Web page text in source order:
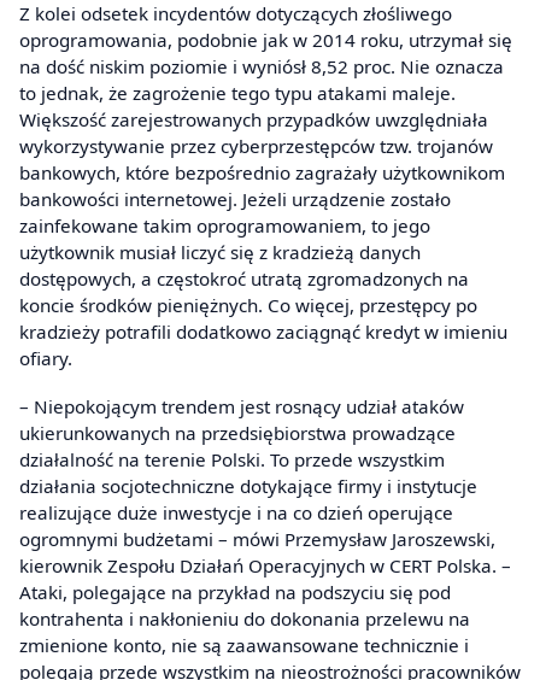
Z kolei odsetek incydentów dotyczących złośliwego
oprogramowania, podobnie jak w 2014 roku, utrzymał się
na dość niskim poziomie i wyniósł 8,52 proc. Nie oznacza
to jednak, że zagrożenie tego typu atakami maleje.
Większość zarejestrowanych przypadków uwzględniała
wykorzystywanie przez cyberprzestępców tzw. trojanów
bankowych, które bezpośrednio zagrażały użytkownikom
bankowości internetowej. Jeżeli urządzenie zostało
zainfekowane takim oprogramowaniem, to jego
użytkownik musiał liczyć się z kradzieżą danych
dostępowych, a częstokroć utratą zgromadzonych na
koncie środków pieniężnych. Co więcej, przestępcy po
kradzieży potrafili dodatkowo zaciągnąć kredyt w imieniu
ofiary.
– Niepokojącym trendem jest rosnący udział ataków
ukierunkowanych na przedsiębiorstwa prowadzące
działalność na terenie Polski. To przede wszystkim
działania socjotechniczne dotykające firmy i instytucje
realizujące duże inwestycje i na co dzień operujące
ogromnymi budżetami – mówi Przemysław Jaroszewski,
kierownik Zespołu Działań Operacyjnych w CERT Polska. –
Ataki, polegające na przykład na podszyciu się pod
kontrahenta i nakłonieniu do dokonania przelewu na
zmienione konto, nie są zaawansowane technicznie i
polegają przede wszystkim na nieostrożności pracowników